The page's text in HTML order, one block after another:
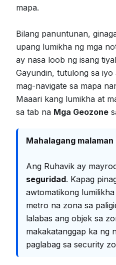
mapa.
Bilang panuntunan,
upang lumikha ng mga
ay nasa loob ng isang
Gayundin, tutulong sa
mag-navigate sa mapa
Maaari kang lumikha at
sa tab na Mga Geozone
Mahalagang malaman
Ang Ruhavik ay
seguridad. Kapag
awtomatikong
metro na zona sa
lalabas ang objek sa
makakatanggap ka ng
paglabag sa security